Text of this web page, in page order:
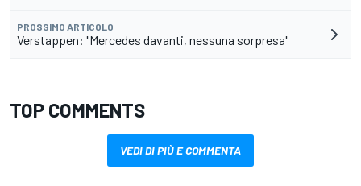
PROSSIMO ARTICOLO
Verstappen: "Mercedes davanti, nessuna sorpresa"
TOP COMMENTS
VEDI DI PIÙ E COMMENTA